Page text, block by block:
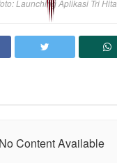
Launching Aplikasi Tri Hita.
No Content Available